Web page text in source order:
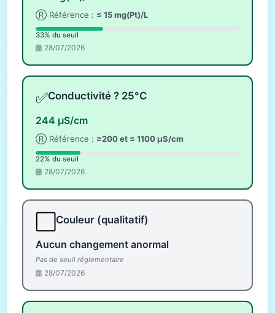
Ⓡ Référence : ≤ 15 mg(Pt)/L
33% du seuil
28/07/2026
✅Conductivité ? 25°C
244 µS/cm
Ⓡ Référence : ≥200 et ≤ 1100 µS/cm
22% du seuil
28/07/2026
Couleur (qualitatif)
Aucun changement anormal
Pas de seuil réglementaire
28/07/2026